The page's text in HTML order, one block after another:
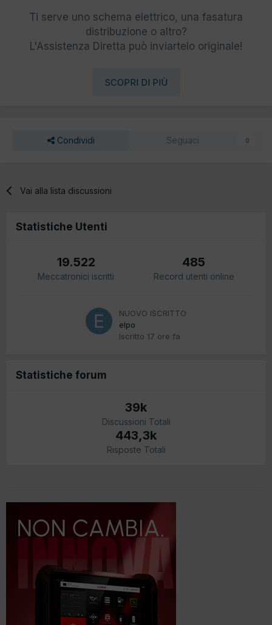
Ti serve uno schema elettrico, una fasatura
distribuzione o altro?
L'Assistenza Diretta può inviartelo originale!
SCOPRI DI PIÙ
Condividi Seguaci 0
Vai alla lista discussioni
Statistiche Utenti
19.522
Meccatronici iscritti
485
Record utenti online
NUOVO ISCRITTO
elpo
Iscritto 17 ore fa
Statistiche forum
39k
Discussioni Totali
443,3k
Risposte Totali